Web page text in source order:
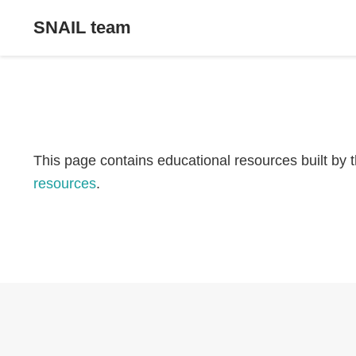
SNAIL team
This page contains educational resources built
resources.